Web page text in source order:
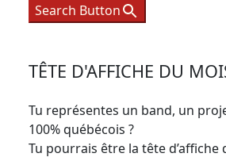
Search Button
TÊTE D'AFFICHE DU
Tu représentes un band, un
100% québécois ?
Tu pourrais être la tête d’affiche